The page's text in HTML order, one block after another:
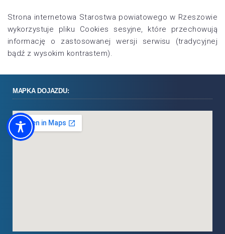
Strona internetowa Starostwa powiatowego w Rzeszowie
wykorzystuje pliku Cookies sesyjne, które przechowują
informację o zastosowanej wersji serwisu (tradycyjnej
bądź z wysokim kontrastem).
MAPKA DOJAZDU: